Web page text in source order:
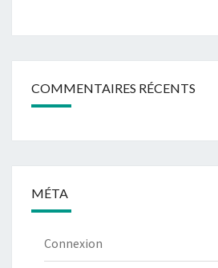
COMMENTAIRES RÉCENTS
MÉTA
Connexion